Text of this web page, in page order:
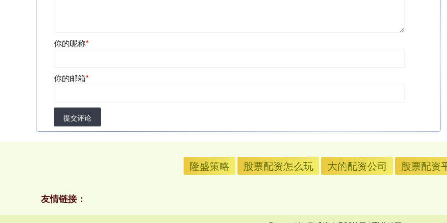
你的昵称*
你的邮箱*
提交评论
隆盛策略 股票配资怎么玩 大的配资公司 股票配资
友情链接：